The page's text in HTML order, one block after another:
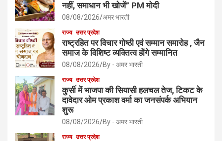
नहीं, समाधान भी खोजें” PM मोदी
08/08/2026 अमर भारती
राज्य उत्तर प्रदेश
राष्ट्रहित पर विचार गोष्ठी एवं सम्मान समारोह , जैन
समाज के विशिष्ट व्यक्तित्व होंगे सम्मानित
08/08/2026 By - अमर भारती
राज्य उत्तर प्रदेश
कुर्सी में भाजपा की सियासी हलचल तेज, टिकट के
दावेदार ओम प्रकाश वर्मा का जनसंपर्क अभियान
शुरू
08/08/2026 By - अमर भारती
राज्य उत्तर प्रदेश